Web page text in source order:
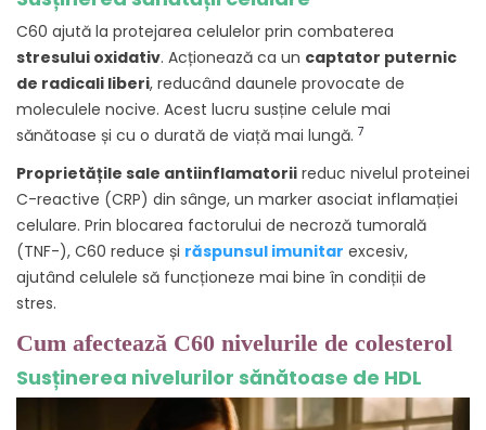
C60 ajută la protejarea celulelor prin combaterea
stresului oxidativ. Acționează ca un captator puternic
de radicali liberi, reducând daunele provocate de
moleculele nocive. Acest lucru susține celule mai
sănătoase și cu o durată de viață mai lungă. 7
Proprietățile sale antiinflamatorii reduc nivelul proteinei
C-reactive (CRP) din sânge, un marker asociat inflamației
celulare. Prin blocarea factorului de necroză tumorală
(TNF-), C60 reduce și răspunsul imunitar excesiv,
ajutând celulele să funcționeze mai bine în condiții de
stres.
Cum afectează C60 nivelurile de colesterol
Susținerea nivelurilor sănătoase de HDL